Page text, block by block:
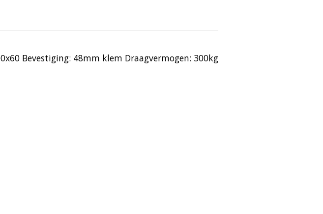
Bevestiging: 48mm klem Draagvermogen: 300kg